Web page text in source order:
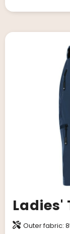
Ladies'
Outer fabric: